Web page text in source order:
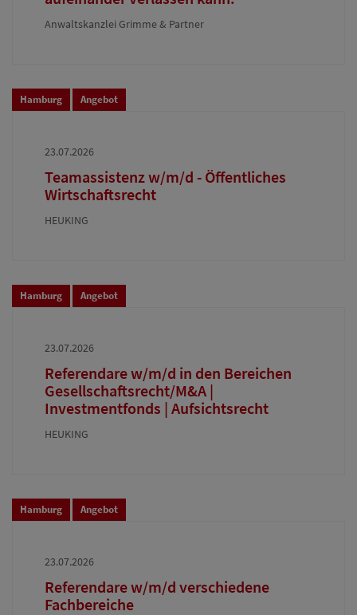
Anwaltskanzlei Grimme & Partner
Hamburg Angebot
23.07.2026
Teamassistenz w/m/d - Öffentliches
Wirtschaftsrecht
HEUKING
Hamburg Angebot
23.07.2026
Referendare w/m/d in den Bereichen
Gesellschaftsrecht/M&A |
Investmentfonds | Aufsichtsrecht
HEUKING
Hamburg Angebot
23.07.2026
Referendare w/m/d verschiedene
Fachbereiche